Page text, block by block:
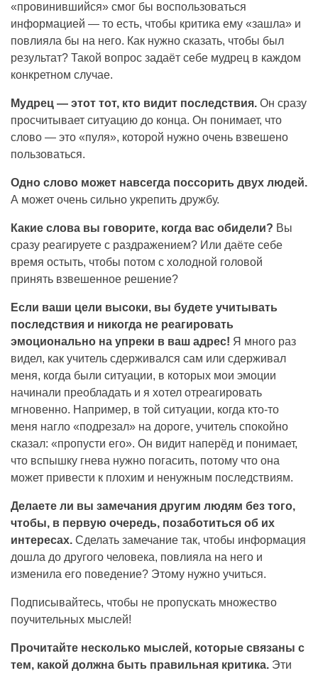
«провинившийся» смог бы воспользоваться
информацией — то есть, чтобы критика ему «зашла» и
повлияла бы на него. Как нужно сказать, чтобы был
результат? Такой вопрос задаёт себе мудрец в каждом
конкретном случае.
Мудрец — этот тот, кто видит последствия. Он сразу
просчитывает ситуацию до конца. Он понимает, что
слово — это «пуля», которой нужно очень взвешено
пользоваться.
Одно слово может навсегда поссорить двух людей.
А может очень сильно укрепить дружбу.
Какие слова вы говорите, когда вас обидели? Вы
сразу реагируете с раздражением? Или даёте себе
время остыть, чтобы потом с холодной головой
принять взвешенное решение?
Если ваши цели высоки, вы будете учитывать
последствия и никогда не реагировать
эмоционально на упреки в ваш адрес! Я много раз
видел, как учитель сдерживался сам или сдерживал
меня, когда были ситуации, в которых мои эмоции
начинали преобладать и я хотел отреагировать
мгновенно. Например, в той ситуации, когда кто-то
меня нагло «подрезал» на дороге, учитель спокойно
сказал: «пропусти его». Он видит наперёд и понимает,
что вспышку гнева нужно погасить, потому что она
может привести к плохим и ненужным последствиям.
Делаете ли вы замечания другим людям без того,
чтобы, в первую очередь, позаботиться об их
интересах. Сделать замечание так, чтобы информация
дошла до другого человека, повлияла на него и
изменила его поведение? Этому нужно учиться.
Подписывайтесь, чтобы не пропускать множество
поучительных мыслей!
Прочитайте несколько мыслей, которые связаны с
тем, какой должна быть правильная критика. Эти